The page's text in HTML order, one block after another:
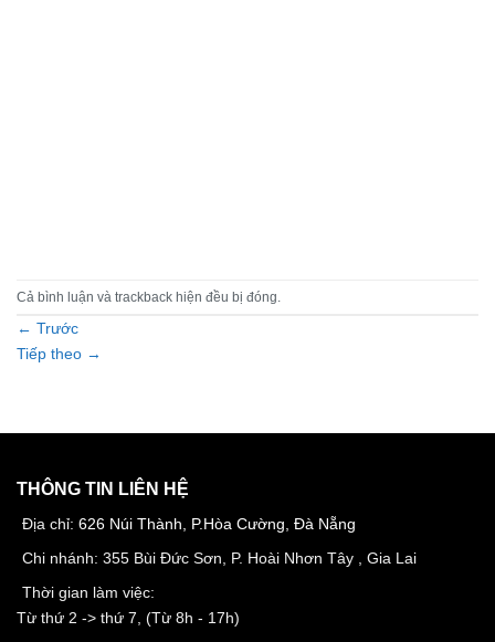
Cả bình luận và trackback hiện đều bị đóng.
← Trước
Tiếp theo →
THÔNG TIN LIÊN HỆ
Địa chỉ: 626 Núi Thành, P.Hòa Cường, Đà Nẵng
Chi nhánh: 355 Bùi Đức Sơn, P. Hoài Nhơn Tây , Gia Lai
Thời gian làm việc:
Từ thứ 2 -> thứ 7, (Từ 8h - 17h)